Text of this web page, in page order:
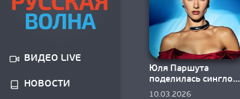
ВИДЕО LIVE
НОВОСТИ
Юля Паршута
поделилась синглом
«Перегорела»
10.03.2026